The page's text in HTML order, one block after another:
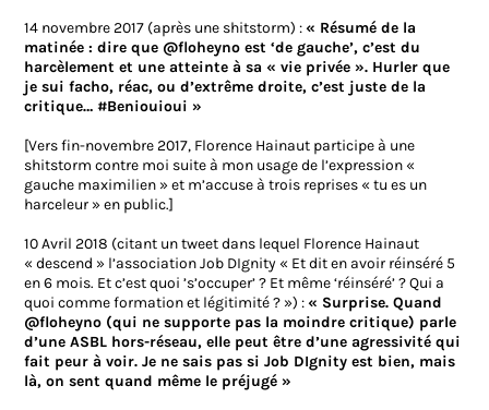
14 novembre 2017 (après une shitstorm) :« Résumé de la
matinée : dire que @floheyno est ‘de gauche’, c’est du
harcèlement et une atteinte à sa « vie privée ». Hurler que
je sui facho, réac, ou d’extrême droite, c’est juste de la
critique… #Beniouioui »
[Vers fin-novembre 2017, Florence Hainaut participe à une
shitstorm contre moi suite à mon usage de l’expression «
gauche maximilien » et m’accuse à trois reprises « tu es un
harceleur » en public.]
10 Avril 2018 (citant un tweet dans lequel Florence Hainaut
« descend » l’association Job DIgnity « Et dit en avoir réinséré 5
en 6 mois. Et c’est quoi ’s’occuper’ ? Et même ‘réinséré’ ? Qui a
quoi comme formation et légitimité ? ») :« Surprise. Quand
@floheyno (qui ne supporte pas la moindre critique) parle
d’une ASBL hors-réseau, elle peut être d’une agressivité qui
fait peur à voir. Je ne sais pas si Job DIgnity est bien, mais
là, on sent quand même le préjugé »